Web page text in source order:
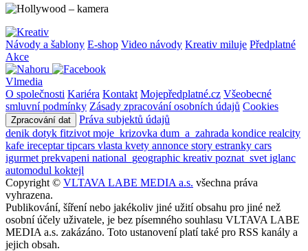
Návody a šablony E-shop Video návody Kreativ miluje Předplatné
Akce
Vlmedia
O společnosti Kariéra Kontakt Mojepředplatné.cz Všeobecné
smluvní podmínky Zásady zpracování osobních údajů Cookies
Zpracování dat
Práva subjektů údajů
denik dotyk fitzivot moje_krizovka dum_a_zahrada kondice realcity
kafe ireceptartipcars vlasta kvety annonce story estranky cars
igurmet prekvapeni national_geographic kreativ poznat_svet iglanc
automodul koktejl
Copyright © VLTAVA LABE MEDIA a.s. všechna práva
vyhrazena.
Publikování, šíření nebo jakékoliv jiné užití obsahu pro jiné než
osobní účely uživatele, je bez písemného souhlasu VLTAVA LABE
MEDIA a.s. zakázáno. Toto ustanovení platí také pro RSS kanály a
jejich obsah.